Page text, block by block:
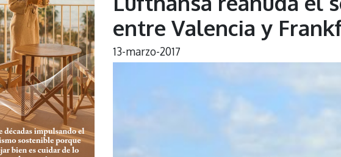
entre Valencia y
13-marzo-2017